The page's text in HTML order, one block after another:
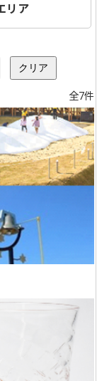
リア
全7件